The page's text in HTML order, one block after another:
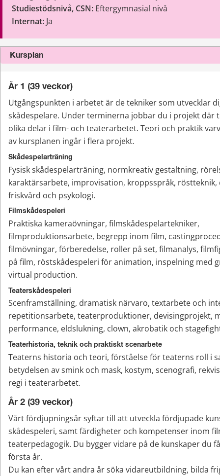
Studiestödsnivå, CSN: Eftergymnasial nivå
Internat: Ja
Kursplan
År 1 (39 veckor)
Utgångspunkten i arbetet är de tekniker som utvecklar
skådespelare. Under terminerna jobbar du i projekt där
olika delar i film- och teaterarbetet. Teori och praktik
av kursplanen ingår i flera projekt.
Skådespelarträning
Fysisk skådespelarträning, normkreativ gestaltning,
karaktärsarbete, improvisation, kroppsspråk, röstteknik,
friskvård och psykologi.
Filmskådespeleri
Praktiska kameraövningar, filmskådespelartekniker,
filmproduktionsarbete, begrepp inom film,
filmövningar, förberedelse, roller på set, filmanalys,
på film, röstskådespeleri för animation, inspelning med
virtual production.
Teaterskådespeleri
Scenframställning, dramatisk närvaro, textarbete och
repetitionsarbete, teaterproduktioner, devisingprojekt,
performance, eldslukning, clown, akrobatik och
Teaterhistoria, teknik och praktiskt scenarbete
Teaterns historia och teori, förståelse för teaterns roll i
betydelsen av smink och mask, kostym, scenografi,
regi i teaterarbetet.
År 2 (39 veckor)
Vårt fördjupningsår syftar till att utveckla fördjupade
skådespeleri, samt färdigheter och kompetenser inom
teaterpedagogik. Du bygger vidare på de kunskaper du
första år.
Du kan efter vårt andra år söka vidareutbildning, bilda